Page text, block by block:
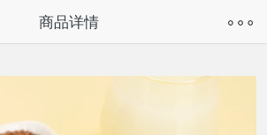
搜“奇兔客小程序”访问
商品详情